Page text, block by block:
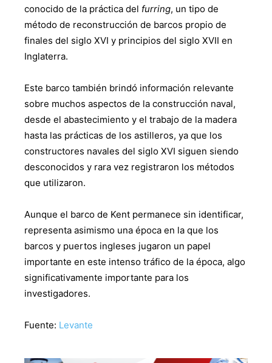
conocido de la práctica del furring, un tipo de
método de reconstrucción de barcos propio de
finales del siglo XVI y principios del siglo XVII en
Inglaterra.
Este barco también brindó información relevante
sobre muchos aspectos de la construcción naval,
desde el abastecimiento y el trabajo de la madera
hasta las prácticas de los astilleros, ya que los
constructores navales del siglo XVI siguen siendo
desconocidos y rara vez registraron los métodos
que utilizaron.
Aunque el barco de Kent permanece sin identificar,
representa asimismo una época en la que los
barcos y puertos ingleses jugaron un papel
importante en este intenso tráfico de la época, algo
significativamente importante para los
investigadores.
Fuente: Levante